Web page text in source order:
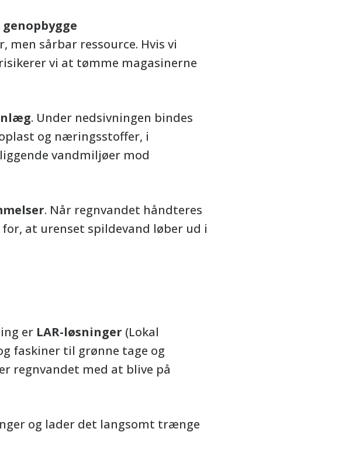
genopbygge
men sårbar ressource. Hvis vi
vi at tømme magasinerne
. Under nedsivningen bindes
og næringsstoffer, i
vandmiljøer mod
. Når regnvandet håndteres
at urenset spildevand løber ud i
er LAR-løsninger (Lokal
faskiner til grønne tage og
regnvandet med at blive på
og lader det langsomt trænge